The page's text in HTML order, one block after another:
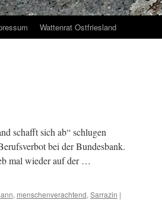
Wattenrat Ostfriesland
schafft sich ab“ schlugen
bei der Bundesbank.
mal wieder auf der …
, menschenverachtend, Sarrazin |